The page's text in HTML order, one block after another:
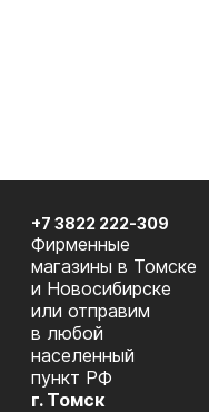
+7 3822 222-309
Фирменные
магазины в Томске
и Новосибирске
или отправим
в любой
населенный
пункт РФ
г. Томск